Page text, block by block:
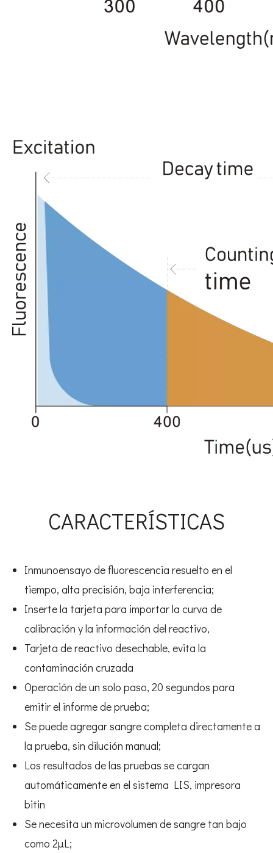
CARACTERÍSTICAS
Inmunoensayo de fluorescencia resuelto en el
tiempo, alta precisión, baja interferencia;
Inserte la tarjeta para importar la curva de
calibración y la información del reactivo,
Tarjeta de reactivo desechable, evita la
contaminación cruzada
Operación de un solo paso, 20 segundos para
emitir el informe de prueba;
Se puede agregar sangre completa directamente a
la prueba, sin dilución manual;
Los resultados de las pruebas se cargan
automáticamente en el sistema LIS, impresora
bitin
Se necesita un microvolumen de sangre tan bajo
como 2μL;